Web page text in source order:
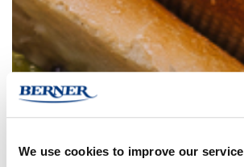
We use cookies to improve our service